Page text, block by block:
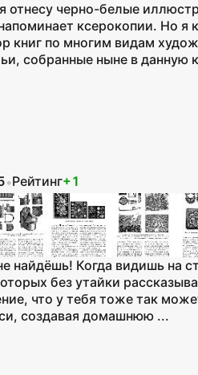
отнесу черно-белые
ксерокопии. Но я
книг по многим видам
собранные ныне в данную
•Рейтинг+1
найдёшь! Когда видишь на
без утайки
что у тебя тоже так
создавая домашнюю ...